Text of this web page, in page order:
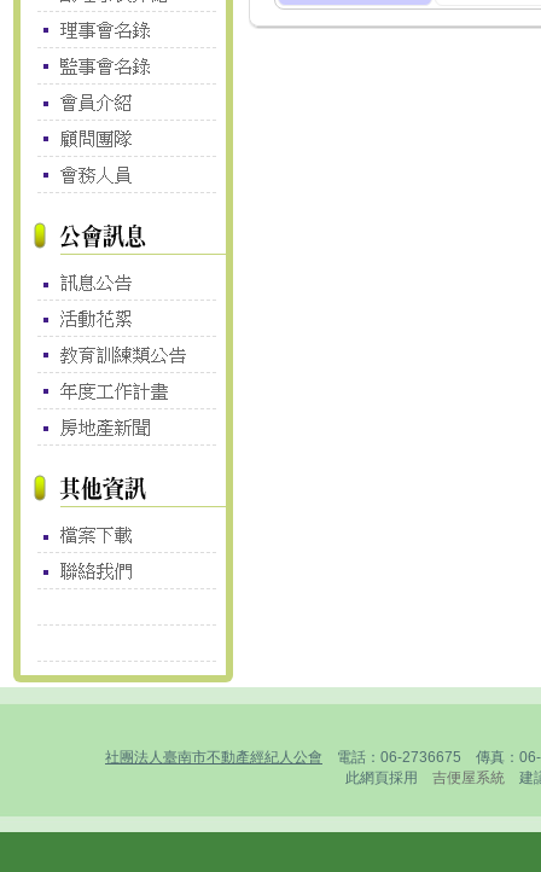
社團法人臺南市不動產經紀人公會 電話：06-2736675 傳真：
此網頁採用 吉便屋系統 建